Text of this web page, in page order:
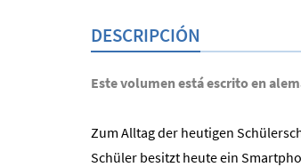
DESCRIPCIÓN
Este volumen está escrito en
Zum Alltag der heutigen
Schüler besitzt heute ein